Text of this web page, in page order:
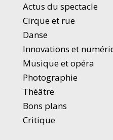
Actus du spectacle
Cirque et rue
Danse
Innovations et
Musique et opéra
Photographie
Théâtre
Bons plans
Critique